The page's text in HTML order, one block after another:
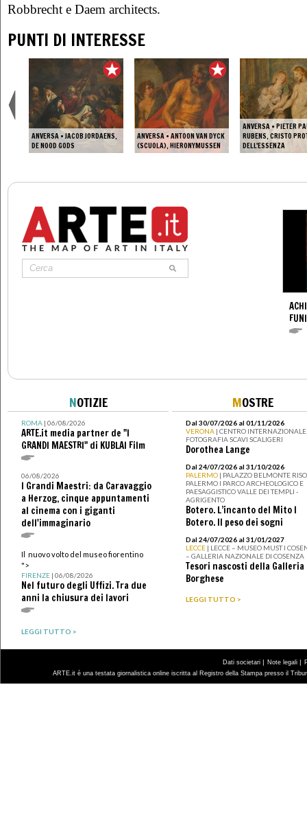
Robbrecht e Daem architects.
PUNTI DI INTERESSE
ANVERSA • JACOB JORDAENS,
DE NOOD GODS
ANVERSA • ANTOON VAN DYCK
(SCUOLA), HIERONYMUSSEN
ANVERSA • PIETER
RUBENS, CRISTO
DELL'ESSENZA
NOTIZIE
ROMA | 06/08/2026
ARTE.it media partner de "I
GRANDI MAESTRI" di KUBLAI Film
06/08/2026
I Grandi Maestri: da Caravaggio
a Herzog, cinque appuntamenti
al cinema con i giganti
dell'immaginario
Il nuovo volto del museo fiorentino
">
FIRENZE | 06/08/2026
Nel futuro degli Uffizi. Tra due
anni la chiusura dei lavori
LEGGI TUTTO >
MOSTRE
Dal 30/07/2026 al 01/11/2026
VERONA | CENTRO
FOTOGRAFIA SCAVI SCALIGERI
Dorothea Lange
Dal 24/07/2026 al 31/10/2026
PALERMO | PALAZZO BELMONTE
PALERMO I PARCO ARCHEOLOGICO E
PAESAGGISTICO VALLE DEI TEMPLI -
AGRIGENTO
Botero. L’incanto del Mito I
Botero. Il peso dei sogni
Dal 24/07/2026 al 31/01/2027
LECCE | LECCE – MUSEO MUST I
– GALLERIA NAZIONALE DI COSENZA
Tesori nascosti della Galleria
Borghese
LEGGI TUTTO >
Dati societari | Note legali |
ARTE.it è una testata giornalistica online iscritta al Registro della Stampa presso il